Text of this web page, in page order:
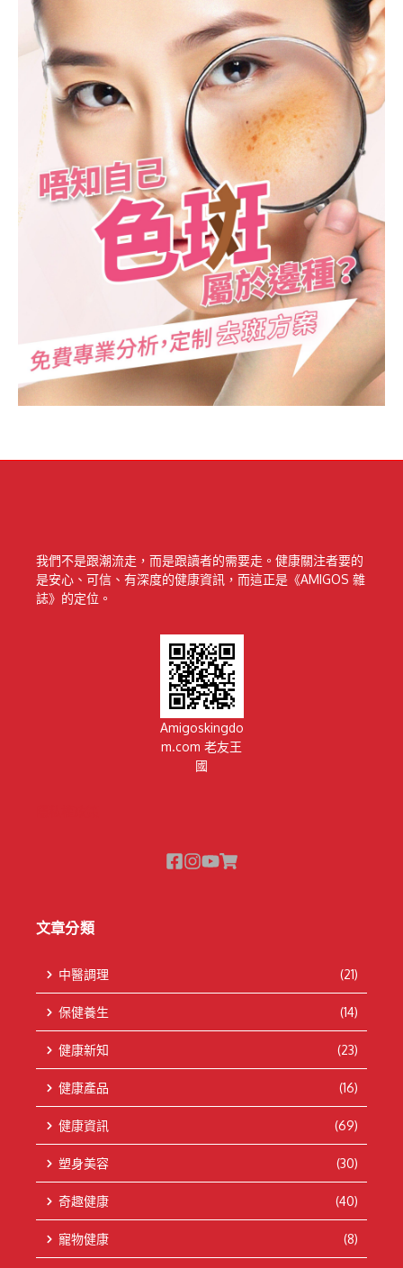
我們不是跟潮流走，而是跟讀者的需要走。健康關注者要的
是安心、可信、有深度的健康資訊，而這正是《AMIGOS 雜
誌》的定位。
Amigoskingdo
m.com 老友王
國
文章分類
中醫調理 (21)
保健養生 (14)
健康新知 (23)
健康產品 (16)
健康資訊 (69)
塑身美容 (30)
奇趣健康 (40)
寵物健康 (8)